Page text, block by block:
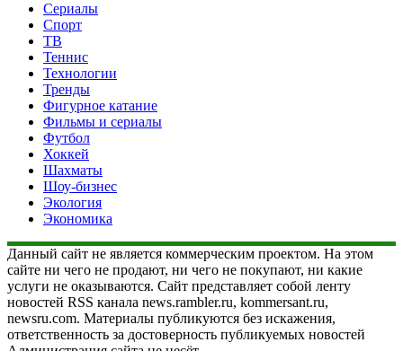
Сериалы
Спорт
ТВ
Теннис
Технологии
Тренды
Фигурное катание
Фильмы и сериалы
Футбол
Хоккей
Шахматы
Шоу-бизнес
Экология
Экономика
Данный сайт не является коммерческим проектом. На этом
сайте ни чего не продают, ни чего не покупают, ни какие
услуги не оказываются. Сайт представляет собой ленту
новостей RSS канала news.rambler.ru, kommersant.ru,
newsru.com. Материалы публикуются без искажения,
ответственность за достоверность публикуемых новостей